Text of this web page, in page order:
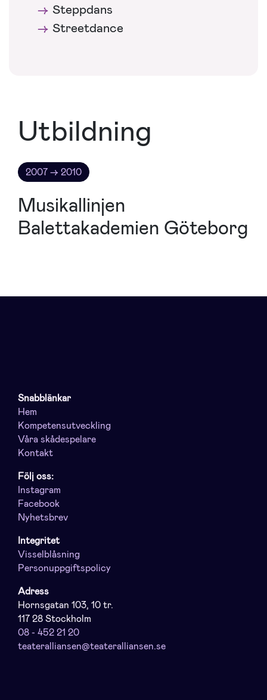
Steppdans
Streetdance
Utbildning
2007 → 2010
Musikallinjen
Balettakademien Göteborg
Snabblänkar
Hem
Kompetensutveckling
Våra skådespelare
Kontakt
Följ oss:
Instagram
Facebook
Nyhetsbrev
Integritet
Visselblåsning
Personuppgiftspolicy
Adress
Hornsgatan 103, 10 tr.
117 28 Stockholm
08 - 452 21 20
teateralliansen@teateralliansen.se